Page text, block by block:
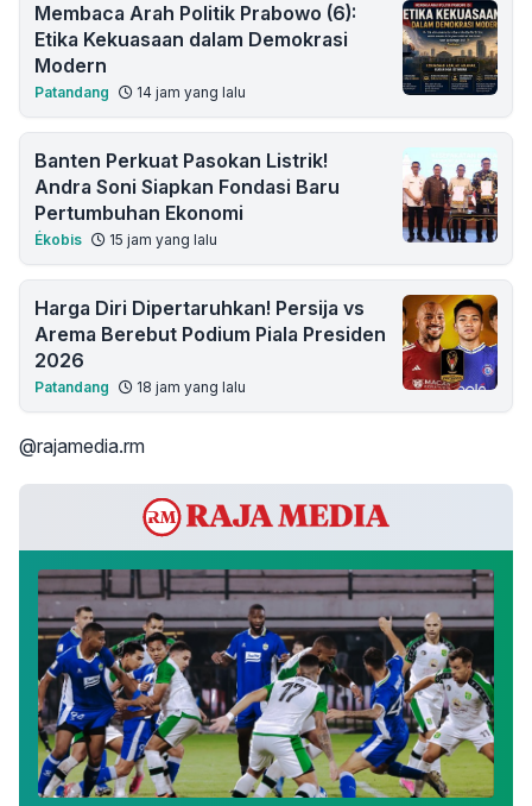
Membaca Arah Politik Prabowo (6):
Etika Kekuasaan dalam Demokrasi
Modern
Patandang 14 jam yang lalu
Banten Perkuat Pasokan Listrik!
Andra Soni Siapkan Fondasi Baru
Pertumbuhan Ekonomi
Ékobis 15 jam yang lalu
Harga Diri Dipertaruhkan! Persija vs
Arema Berebut Podium Piala Presiden
2026
Patandang 18 jam yang lalu
@rajamedia.rm